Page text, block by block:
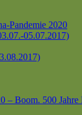
Pandemie 2020
05.07.2017)
– Boom. 500